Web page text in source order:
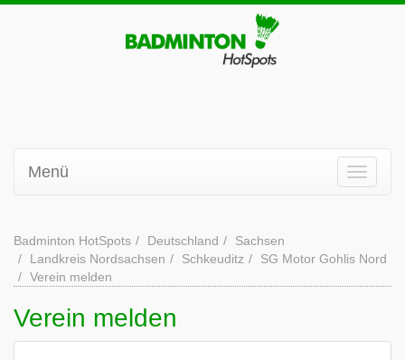
Menü
Badminton HotSpots Deutschland
Sachsen
Landkreis Nordsachsen
Schkeuditz
SG Motor Gohlis Nord
Verein melden
Verein melden